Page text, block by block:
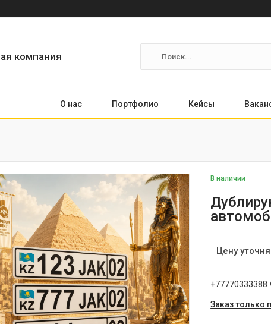
компания
О нас Портфолио Кейсы
В наличии
Цену
+77770333388
Заказ только